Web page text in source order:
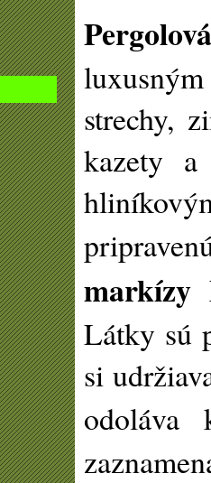
strechy,
kazety
markízy
Látky sú
si
odoláva